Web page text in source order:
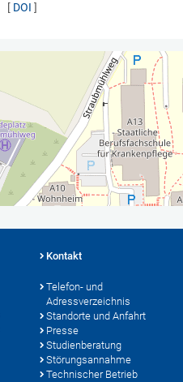
[ DOI ]
Kontakt
Telefon- und
Adressverzeichnis
Standorte und Anfahrt
Presse
Studienberatung
Störungsannahme
Technischer Betrieb